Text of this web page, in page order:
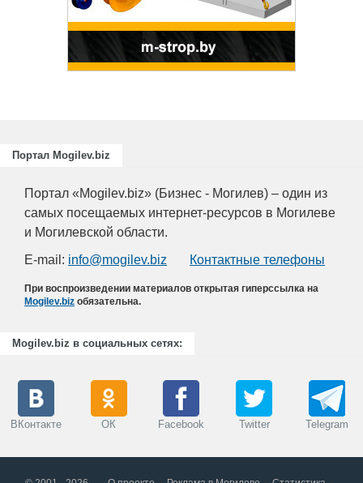
Портал Mogilev.biz
Портал «Mogilev.biz» (Бизнес - Могилев) – один из
самых посещаемых интернет-ресурсов в Могилеве
и Могилевской области.
E-mail: info@mogilev.biz Контактные телефоны
При воспроизведении материалов открытая гиперссылка на
Mogilev.biz обязательна.
Mogilev.biz в социальных сетях:
ВКонтакте ОК Facebook Twitter Telegram